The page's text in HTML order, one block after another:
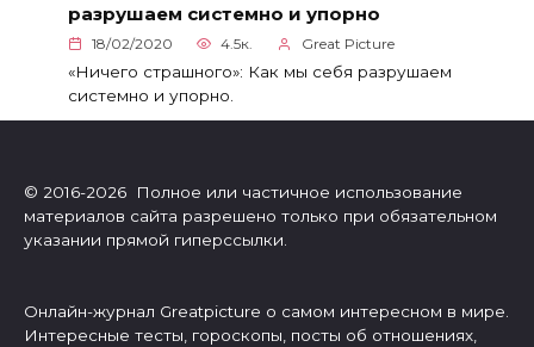
разрушаем системно и упорно
18/02/2020 4.5к. Great Picture
«Ничего страшного»: Как мы себя разрушаем
системно и упорно.
© 2016-2026 Полное или частичное использование
материалов сайта разрешено только при обязательном
указании прямой гиперссылки.
Онлайн-журнал Greatpicture о самом интересном в мире.
Интересные тесты, гороскопы, посты об отношениях,